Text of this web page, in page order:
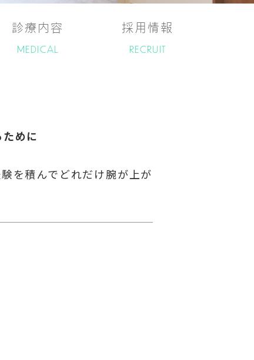
診療内容
MEDICAL
採用情報
RECRUIT
めに
を積んでどれだけ腕が上が